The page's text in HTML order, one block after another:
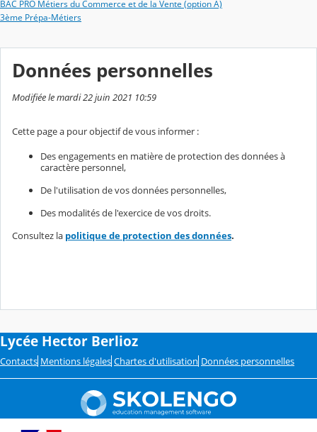
BAC PRO Métiers du Commerce et de la Vente (option A)
3ème Prépa-Métiers
Données personnelles
Modifiée le mardi 22 juin 2021 10:59
Cette page a pour objectif de vous informer :
Des engagements en matière de protection des données à
caractère personnel,
De l'utilisation de vos données personnelles,
Des modalités de l'exercice de vos droits.
Consultez la politique de protection des données.
Lycée Hector Berlioz
Contacts Mentions légales Chartes d'utilisation Données personnelles